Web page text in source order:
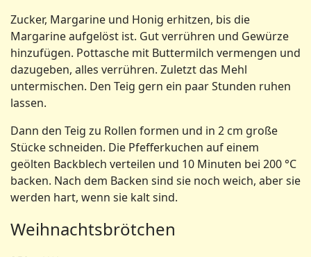
Zucker, Margarine und Honig erhitzen, bis die
Margarine aufgelöst ist. Gut verrühren und Gewürze
hinzufügen. Pottasche mit Buttermilch vermengen und
dazugeben, alles verrühren. Zuletzt das Mehl
untermischen. Den Teig gern ein paar Stunden ruhen
lassen.
Dann den Teig zu Rollen formen und in 2 cm große
Stücke schneiden. Die Pfefferkuchen auf einem
geölten Backblech verteilen und 10 Minuten bei 200 °C
backen. Nach dem Backen sind sie noch weich, aber sie
werden hart, wenn sie kalt sind.
Weihnachtsbrötchen